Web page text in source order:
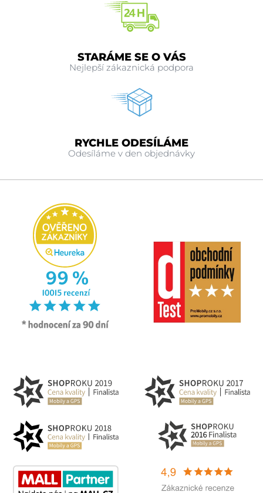
STARÁME SE O VÁS
Nejlepší zákaznická podpora
RYCHLE ODESÍLÁME
Odesíláme v den objednávky